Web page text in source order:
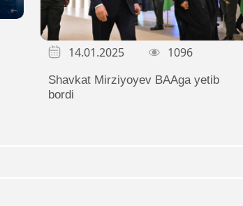
14.01.2025 1096
Shavkat Mirziyoyev BAAga yetib
bordi